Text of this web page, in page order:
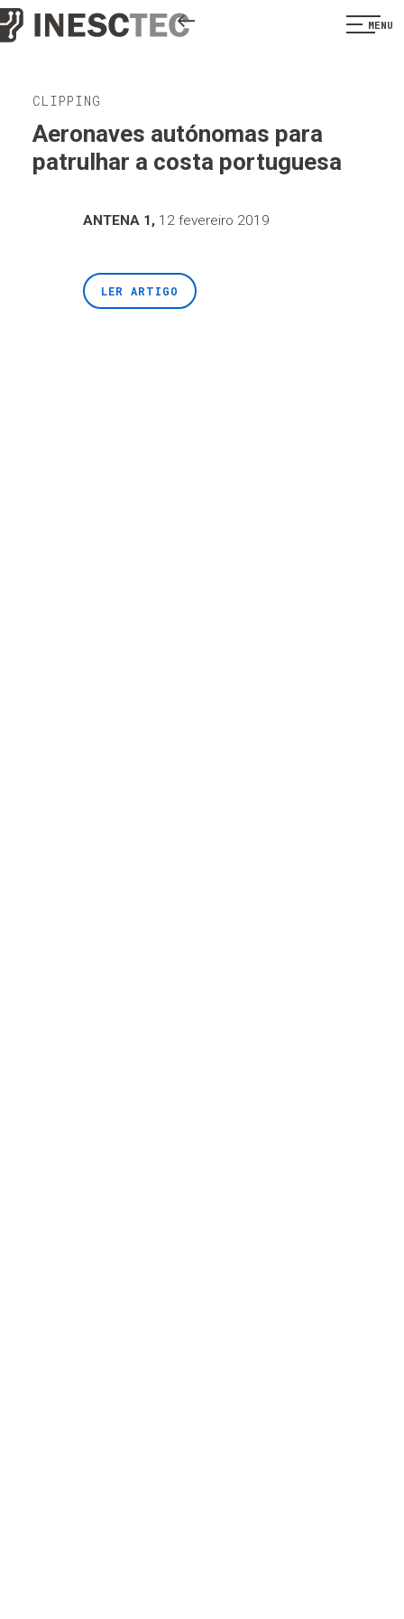
MENU
CLIPPING
Aeronaves autónomas para
patrulhar a costa portuguesa
ANTENA 1,12 fevereiro 2019
LER ARTIGO